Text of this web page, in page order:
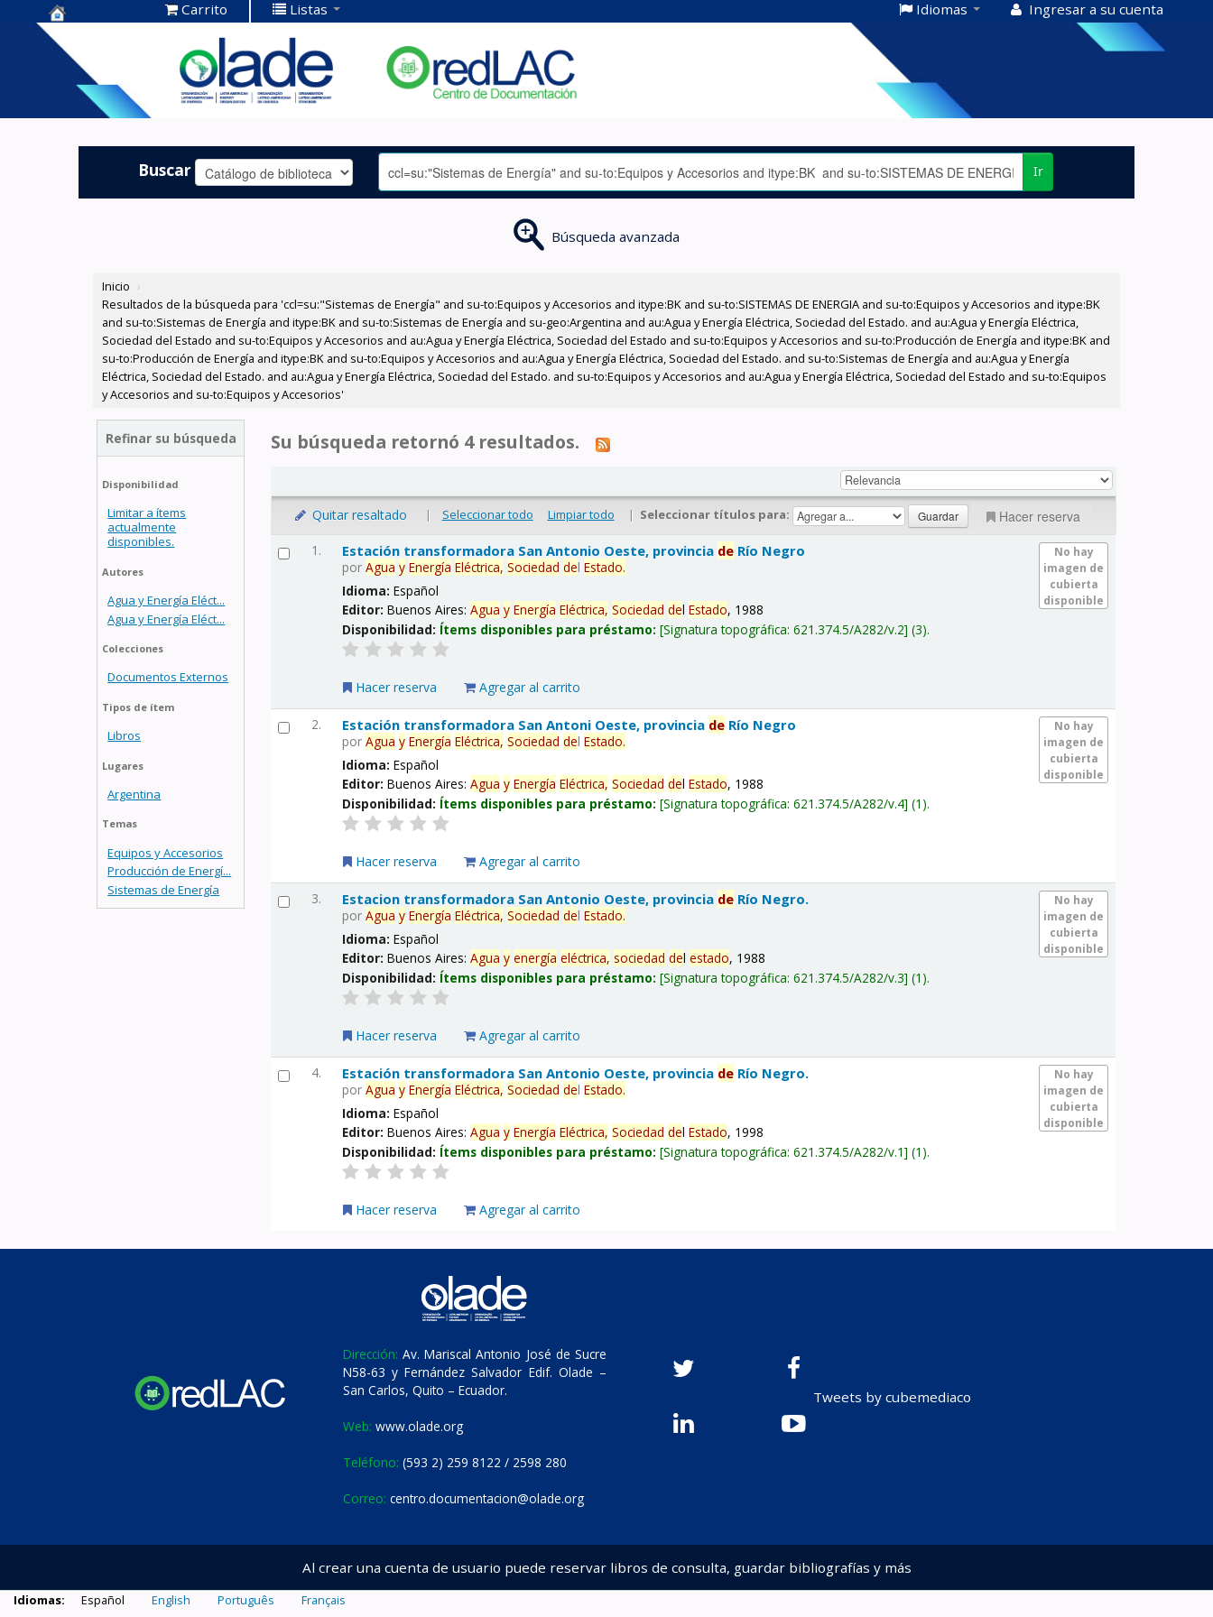
Centro de
Documentación
OLADE -
Carrito Listas Idiomas Ingresar a su cuenta
Buscar Ir
Búsqueda avanzada
Inicio ›
Resultados de la búsqueda para 'ccl=su:"Sistemas de Energía" and su-to:Equipos y Accesorios and itype:BK and su-to:SISTEMAS DE ENERGIA and su-to:Equipos y Accesorios and itype:BK
and su-to:Sistemas de Energía and itype:BK and su-to:Sistemas de Energía and su-geo:Argentina and au:Agua y Energía Eléctrica, Sociedad del Estado. and au:Agua y Energía Eléctrica,
Sociedad del Estado and su-to:Equipos y Accesorios and au:Agua y Energía Eléctrica, Sociedad del Estado and su-to:Equipos y Accesorios and su-to:Producción de Energía and itype:BK and
su-to:Producción de Energía and itype:BK and su-to:Equipos y Accesorios and au:Agua y Energía Eléctrica, Sociedad del Estado. and su-to:Sistemas de Energía and au:Agua y Energía
Eléctrica, Sociedad del Estado. and au:Agua y Energía Eléctrica, Sociedad del Estado. and su-to:Equipos y Accesorios and au:Agua y Energía Eléctrica, Sociedad del Estado and su-to:Equipos
y Accesorios and su-to:Equipos y Accesorios'
Refinar su búsqueda
Disponibilidad
Limitar a ítems
actualmente
disponibles.
Autores
Agua y Energía Eléct...
Agua y Energía Eléct...
Colecciones
Documentos Externos
Tipos de ítem
Libros
Lugares
Argentina
Temas
Equipos y Accesorios
Producción de Energí...
Sistemas de Energía
Su búsqueda retornó 4 resultados.
Quitar resaltado | Seleccionar todo Limpiar todo | Seleccionar títulos para: Hacer reserva
1.
No hay
imagen de
cubierta
disponible
Estación transformadora San Antonio Oeste, provincia de Río Negro
porAgua y Energía Eléctrica, Sociedad delEstado.
Idioma:Español
Editor:Buenos Aires:Agua y Energía Eléctrica, Sociedad delEstado, 1988
Disponibilidad: Ítems disponibles para préstamo: Signatura topográfica:621.374.5/A282/v.2 (3).
Hacer reserva Agregar al carrito
2.
No hay
imagen de
cubierta
disponible
Estación transformadora San Antoni Oeste, provincia de Río Negro
porAgua y Energía Eléctrica, Sociedad delEstado.
Idioma:Español
Editor:Buenos Aires:Agua y Energía Eléctrica, Sociedad delEstado, 1988
Disponibilidad: Ítems disponibles para préstamo: Signatura topográfica:621.374.5/A282/v.4 (1).
Hacer reserva Agregar al carrito
3.
No hay
imagen de
cubierta
disponible
Estacion transformadora San Antonio Oeste, provincia de Río Negro.
porAgua y Energía Eléctrica, Sociedad delEstado.
Idioma:Español
Editor:Buenos Aires:Agua y energía eléctrica, sociedad delestado, 1988
Disponibilidad: Ítems disponibles para préstamo: Signatura topográfica:621.374.5/A282/v.3 (1).
Hacer reserva Agregar al carrito
4.
No hay
imagen de
cubierta
disponible
Estación transformadora San Antonio Oeste, provincia de Río Negro.
porAgua y Energía Eléctrica, Sociedad delEstado.
Idioma:Español
Editor:Buenos Aires:Agua y Energía Eléctrica, Sociedad delEstado, 1998
Disponibilidad: Ítems disponibles para préstamo: Signatura topográfica:621.374.5/A282/v.1 (1).
Hacer reserva Agregar al carrito
Dirección: Av. Mariscal Antonio José de Sucre
N58-63 y Fernández Salvador Edif. Olade –
San Carlos, Quito – Ecuador.
Web: www.olade.org
Teléfono: (593 2) 259 8122 / 2598 280
Correo: centro.documentacion@olade.org
Tweets by cubemediaco
Al crear una cuenta de usuario puede reservar libros de consulta, guardar bibliografías y más
Idiomas: Español English Português Français